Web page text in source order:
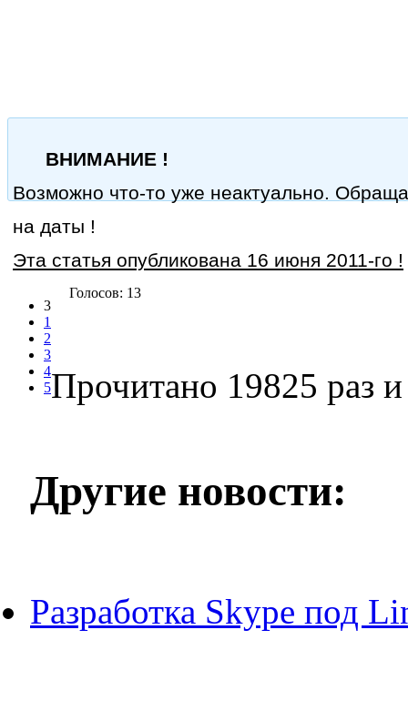
ВНИМАНИЕ !
Возможно что-то уже неактуально.
на даты !
Эта статья опубликована 16 июня 2011-го !
3
1
2
3
4
5
Голосов: 13
Прочитано 19825 раз
Другие новости:
Разработка Skype под